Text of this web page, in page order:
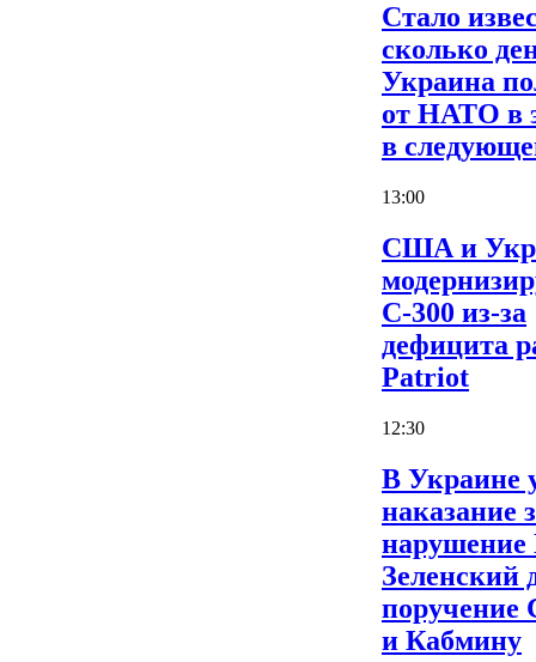
Стало
сколько
Украина
от НАТО в
в
13:00
США и
С-300 из-за
дефицита
Patriot
12:30
В Украине
наказание
Зеленский
и Кабмину